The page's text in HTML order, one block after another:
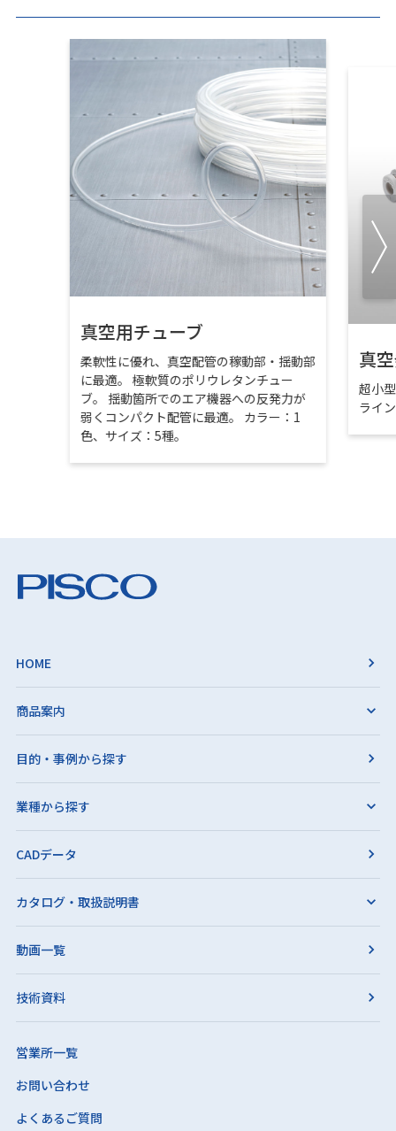
真空用チューブ
柔軟性に優れ、真空配管の稼動部・揺動部
に最適。 極軟質のポリウレタンチュー
ブ。 揺動箇所でのエア機器への反発力が
弱くコンパクト配管に最適。 カラー：1
色、サイズ：5種。
真
超小
ライ
HOME
商品案内
目的・事例から探す
業種から探す
CADデータ
カタログ・取扱説明書
動画一覧
技術資料
営業所一覧
お問い合わせ
よくあるご質問